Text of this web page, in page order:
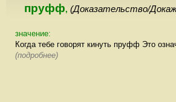
пруфф, (Доказательство/
значение:
Когда тебе говорят кинуть пруфф Это
(подробнее)